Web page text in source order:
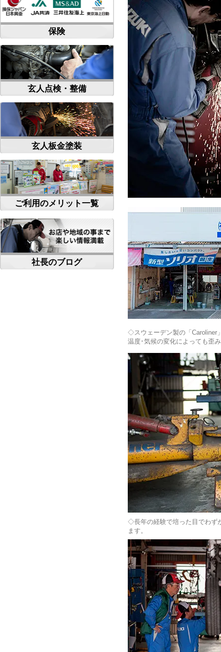
保険
玄人点検・整備
玄人板金塗装
ご利用のメリット一覧
社長のブログ
◇スウェーデン製の「Caroliner
温度･気候の変化によっても歪
◇長年の経験で培った目でわず
ます。